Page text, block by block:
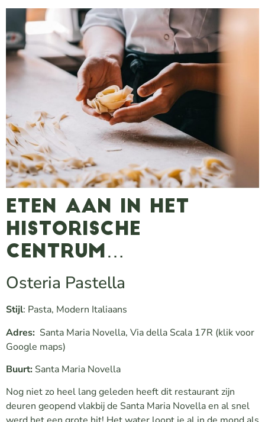
Eten aan in het
historische
centrum…
Osteria Pastella
Stijl: Pasta, Modern Italiaans
Adres: Santa Maria Novella, Via della Scala 17R (klik voor
Google maps)
Buurt: Santa Maria Novella
Nog niet zo heel lang geleden heeft dit restaurant zijn
deuren geopend vlakbij de Santa Maria Novella en al snel